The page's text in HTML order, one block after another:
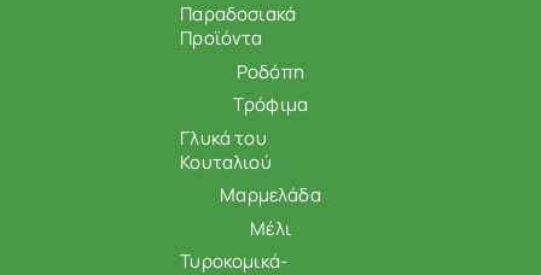
Παραδοσιακά
Προϊόντα
Ροδόπη
Τρόφιμα
Γλυκά του
Κουταλιού
Μαρμελάδα
Μέλι
Τυροκομικά-